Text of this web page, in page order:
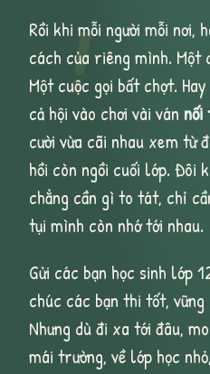
!
Rồi khi mỗi người mỗi nơi,
cách của riêng mình. Một
Một cuộc gọi bất chợt.
cả hội vào chơi vài ván nối
cười vừa cãi nhau xem từ
hồi còn ngồi cuối lớp. Đôi
chẳng cần gì to tát, chỉ
tụi mình còn nhớ tới nhau.
Gửi các bạn học sinh lớp
chúc các bạn thi tốt,
Nhưng dù đi xa tới đâu,
mái trường, về lớp học